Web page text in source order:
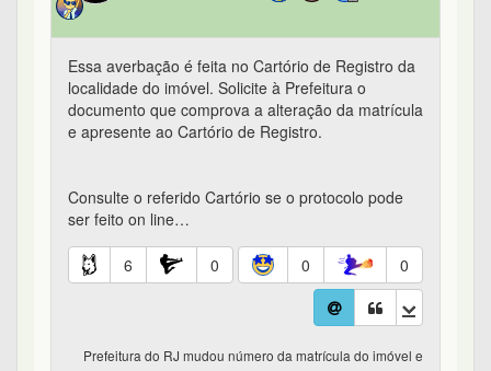
Essa averbação é feita no Cartório de Registro da
localidade do imóvel. Solicite à Prefeitura o
documento que comprova a alteração da matrícula
e apresente ao Cartório de Registro.
Consulte o referido Cartório se o protocolo pode
ser feito on line…
6 0 0 0
Prefeitura do RJ mudou número da matrícula do imóvel e